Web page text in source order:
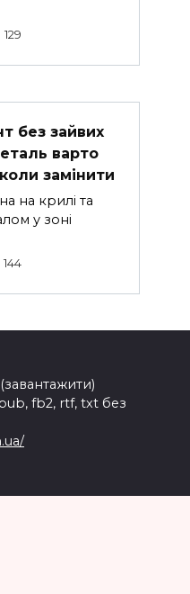
129
без зайвих
варто
замінити
на крилі та
у зоні
144
fb2, rtf, txt без